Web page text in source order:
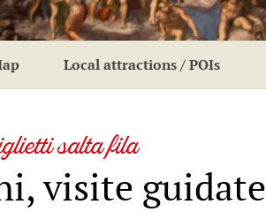
Local attractions / POIs
salta fila
visite guidate